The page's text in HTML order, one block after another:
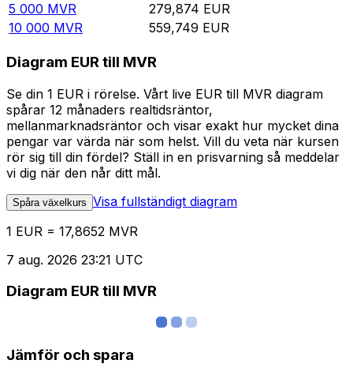
5 000 MVR 279,874 EUR
10 000 MVR 559,749 EUR
Diagram EUR till MVR
Se din 1 EUR i rörelse. Vårt live EUR till MVR diagram
spårar 12 månaders realtidsräntor,
mellanmarknadsräntor och visar exakt hur mycket dina
pengar var värda när som helst. Vill du veta när kursen
rör sig till din fördel? Ställ in en prisvarning så meddelar
vi dig när den når ditt mål.
Spåra växelkurs Visa fullständigt diagram
1 EUR = 17,8652 MVR
7 aug. 2026 23:21 UTC
Diagram EUR till MVR
Jämför och spara